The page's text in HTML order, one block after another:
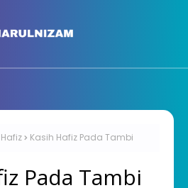
Kasih Hafiz Pada Tambi
Pada Tambi